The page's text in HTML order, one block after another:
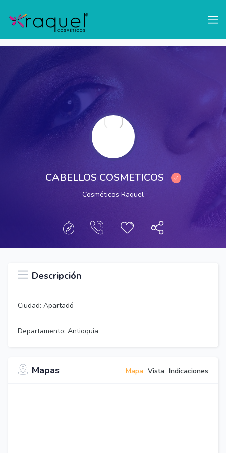
Mostrar Barra Lateral
CABELLOS COSMETICOS
Cosméticos Raquel
Descripción
Ciudad: Apartadó
Departamento: Antioquia
Mapas Mapa Vista Indicaciones